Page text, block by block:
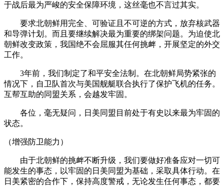
于战后最为严峻的安全保障环境，这丝毫也不言过其实。
要求北朝鲜用完全、可验证且不可逆的方式，放弃核武器
和导弹计划。而且要继续解决最为重要的绑架问题。为迫使北
朝鲜改变政策，我国绝不会屈服其任何挑衅，开展坚定的外交
工作。
3年前，我们制定了和平安全法制。在北朝鲜局势紧张的
情况下，自卫队首次与美国舰艇联合执行了保护飞机的任务。
互帮互助的同盟关系，会越发牢固。
各位，毫无疑问，日美同盟目前处于有史以来最为牢固的
状态。
（增强防卫能力）
由于北朝鲜的挑衅不断升级，我们要做好准备应对一切可
能发生的事态，以牢固的日美同盟为基础，采取具体行动。在
日美紧密的合作下，保持高度警戒，无论发生任何事态，都要